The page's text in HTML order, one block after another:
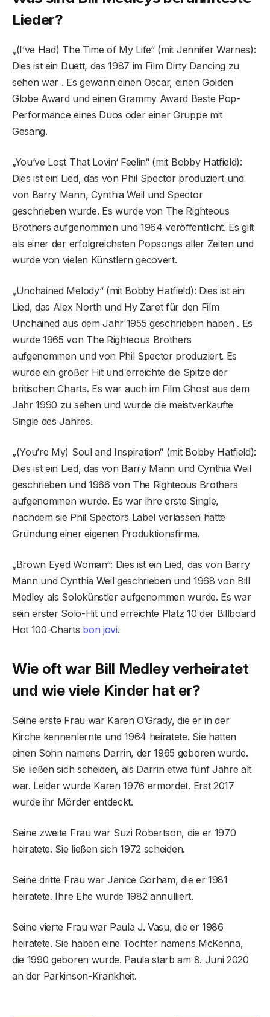
Lieder?
„(I’ve Had) The Time of My Life“ (mit Jennifer Warnes):
Dies ist ein Duett, das 1987 im Film Dirty Dancing zu
sehen war . Es gewann einen Oscar, einen Golden
Globe Award und einen Grammy Award Beste Pop-
Performance eines Duos oder einer Gruppe mit
Gesang.
„You’ve Lost That Lovin‘ Feelin“ (mit Bobby Hatfield):
Dies ist ein Lied, das von Phil Spector produziert und
von Barry Mann, Cynthia Weil und Spector
geschrieben wurde. Es wurde von The Righteous
Brothers aufgenommen und 1964 veröffentlicht. Es gilt
als einer der erfolgreichsten Popsongs aller Zeiten und
wurde von vielen Künstlern gecovert.
„Unchained Melody“ (mit Bobby Hatfield): Dies ist ein
Lied, das Alex North und Hy Zaret für den Film
Unchained aus dem Jahr 1955 geschrieben haben . Es
wurde 1965 von The Righteous Brothers
aufgenommen und von Phil Spector produziert. Es
wurde ein großer Hit und erreichte die Spitze der
britischen Charts. Es war auch im Film Ghost aus dem
Jahr 1990 zu sehen und wurde die meistverkaufte
Single des Jahres.
„(You’re My) Soul and Inspiration“ (mit Bobby Hatfield):
Dies ist ein Lied, das von Barry Mann und Cynthia Weil
geschrieben und 1966 von The Righteous Brothers
aufgenommen wurde. Es war ihre erste Single,
nachdem sie Phil Spectors Label verlassen hatte
Gründung einer eigenen Produktionsfirma.
„Brown Eyed Woman“: Dies ist ein Lied, das von Barry
Mann und Cynthia Weil geschrieben und 1968 von Bill
Medley als Solokünstler aufgenommen wurde. Es war
sein erster Solo-Hit und erreichte Platz 10 der Billboard
Hot 100-Charts bon jovi.
Wie oft war Bill Medley verheiratet
und wie viele Kinder hat er?
Seine erste Frau war Karen O’Grady, die er in der
Kirche kennenlernte und 1964 heiratete. Sie hatten
einen Sohn namens Darrin, der 1965 geboren wurde.
Sie ließen sich scheiden, als Darrin etwa fünf Jahre alt
war. Leider wurde Karen 1976 ermordet. Erst 2017
wurde ihr Mörder entdeckt.
Seine zweite Frau war Suzi Robertson, die er 1970
heiratete. Sie ließen sich 1972 scheiden.
Seine dritte Frau war Janice Gorham, die er 1981
heiratete. Ihre Ehe wurde 1982 annulliert.
Seine vierte Frau war Paula J. Vasu, die er 1986
heiratete. Sie haben eine Tochter namens McKenna,
die 1990 geboren wurde. Paula starb am 8. Juni 2020
an der Parkinson-Krankheit.